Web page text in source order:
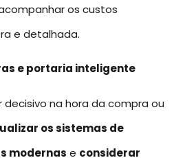
os custos
e detalhada.
e portaria inteligente
na hora da compra ou
os sistemas de
modernas e considerar